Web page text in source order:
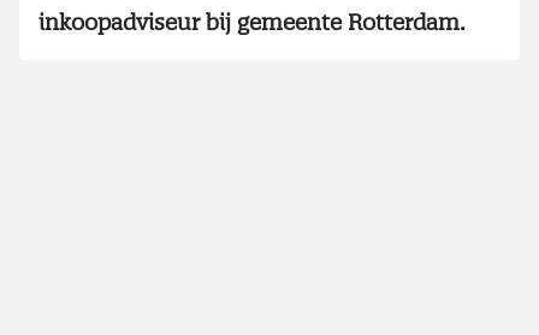
inkoopadviseur bij gemeente Rotterdam.